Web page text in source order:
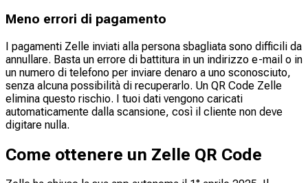
Meno errori di pagamento
I pagamenti Zelle inviati alla persona sbagliata sono difficili da
annullare. Basta un errore di battitura in un indirizzo e-mail o in
un numero di telefono per inviare denaro a uno sconosciuto,
senza alcuna possibilità di recuperarlo. Un QR Code Zelle
elimina questo rischio. I tuoi dati vengono caricati
automaticamente dalla scansione, così il cliente non deve
digitare nulla.
Come ottenere un Zelle QR Code